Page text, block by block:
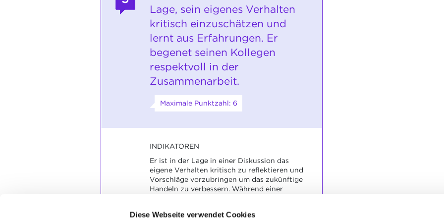
Diese Webseite verwendet Cookies
Lage, sein eigenes Verhalten
kritisch einzuschätzen und
lernt aus Erfahrungen. Er
begenet seinen Kollegen
respektvoll in der
Zusammenarbeit.
Maximale Punktzahl: 6
INDIKATOREN
Er ist in der Lage in einer Diskussion das
eigene Verhalten kritisch zu reflektieren und
Vorschläge vorzubringen um das zukünftige
Handeln zu verbessern. Während einer